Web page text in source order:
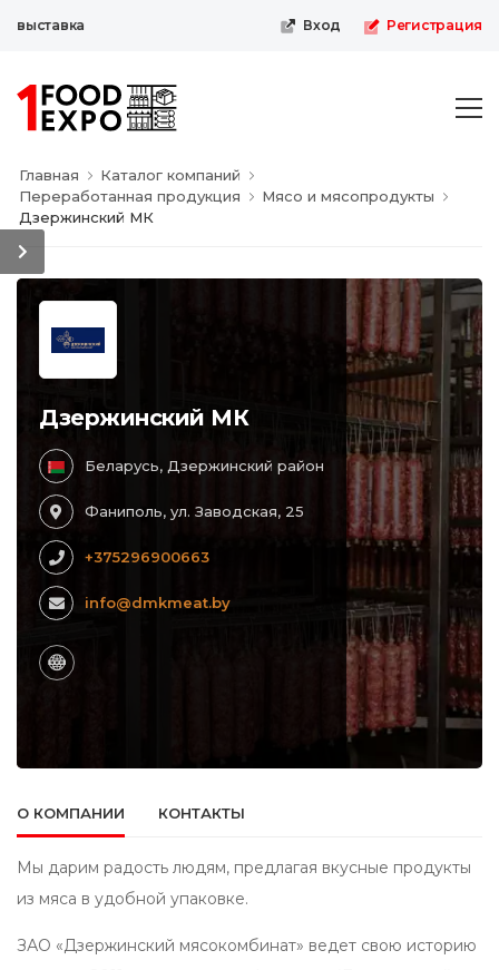
Вход Регистрация
Главная
Каталог компаний
Переработанная продукция
Мясо и мясопродукты
Дзержинский МК
Дзержинский МК
Беларусь, Дзержинский район
Фаниполь, ул. Заводская, 25
+375296900663
info@dmkmeat.by
О КОМПАНИИ КОНТАКТЫ
Мы дарим радость людям, предлагая вкусные продукты
из мяса в удобной упаковке.
ЗАО «Дзержинский мясокомбинат» ведет свою историю